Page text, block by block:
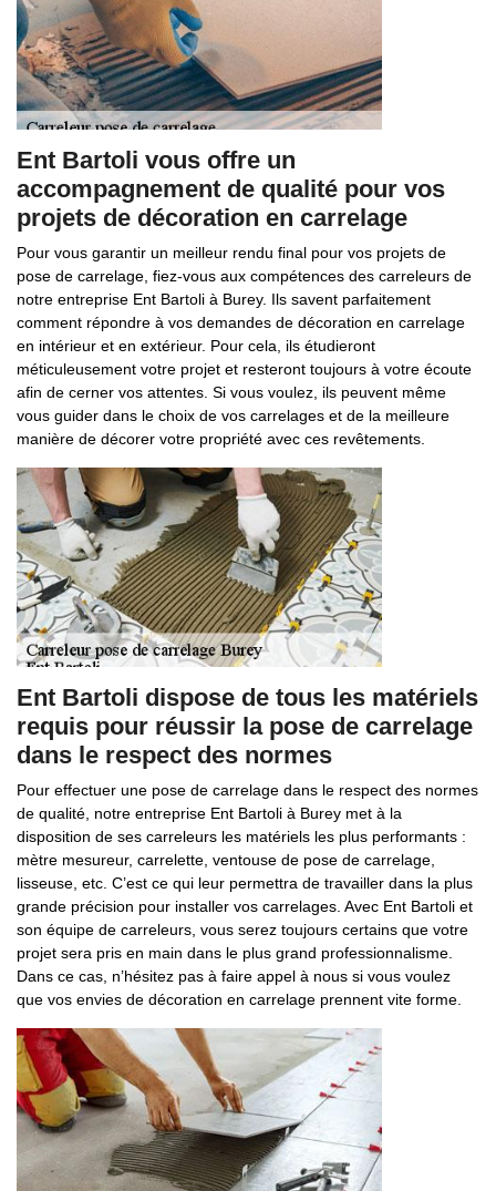
Ent Bartoli vous offre un
accompagnement de qualité pour vos
projets de décoration en carrelage
Pour vous garantir un meilleur rendu final pour vos projets de
pose de carrelage, fiez-vous aux compétences des carreleurs de
notre entreprise Ent Bartoli à Burey. Ils savent parfaitement
comment répondre à vos demandes de décoration en carrelage
en intérieur et en extérieur. Pour cela, ils étudieront
méticuleusement votre projet et resteront toujours à votre écoute
afin de cerner vos attentes. Si vous voulez, ils peuvent même
vous guider dans le choix de vos carrelages et de la meilleure
manière de décorer votre propriété avec ces revêtements.
Ent Bartoli dispose de tous les matériels
requis pour réussir la pose de carrelage
dans le respect des normes
Pour effectuer une pose de carrelage dans le respect des normes
de qualité, notre entreprise Ent Bartoli à Burey met à la
disposition de ses carreleurs les matériels les plus performants :
mètre mesureur, carrelette, ventouse de pose de carrelage,
lisseuse, etc. C’est ce qui leur permettra de travailler dans la plus
grande précision pour installer vos carrelages. Avec Ent Bartoli et
son équipe de carreleurs, vous serez toujours certains que votre
projet sera pris en main dans le plus grand professionnalisme.
Dans ce cas, n’hésitez pas à faire appel à nous si vous voulez
que vos envies de décoration en carrelage prennent vite forme.